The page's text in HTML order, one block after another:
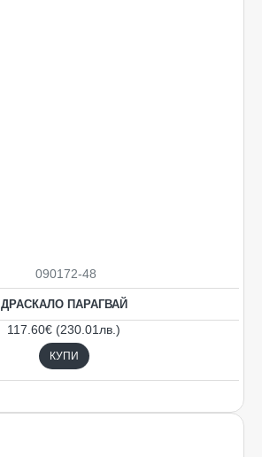
090172-48
ДРАСКАЛО ПАРАГВАЙ
117.60€ (230.01лв.)
КУПИ